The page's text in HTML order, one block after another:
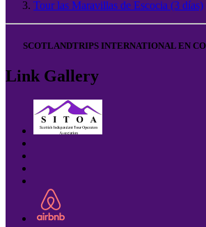
Tour las Maravillas de Escocia (3 días)
SCOTLANDTRIPS INTERNATIONAL EN
Link Gallery